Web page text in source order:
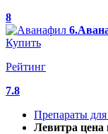
8
Купить
Рейтинг
7.8
Препараты
Левитра цена